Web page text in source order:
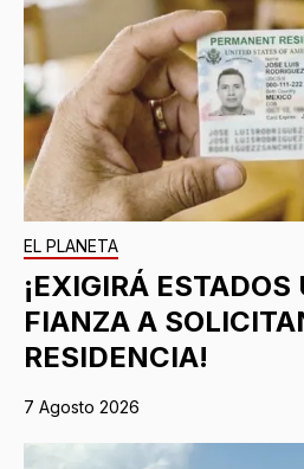
EL PLANETA
¡EXIGIRÁ ESTADOS
FIANZA A
RESIDENCIA!
7 Agosto 2026